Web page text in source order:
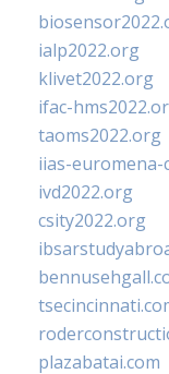
ialp2022.org
klivet2022.org
ifac-
taoms2022.org
iias-
ivd2022.org
csity2022.org
plazabatai.com